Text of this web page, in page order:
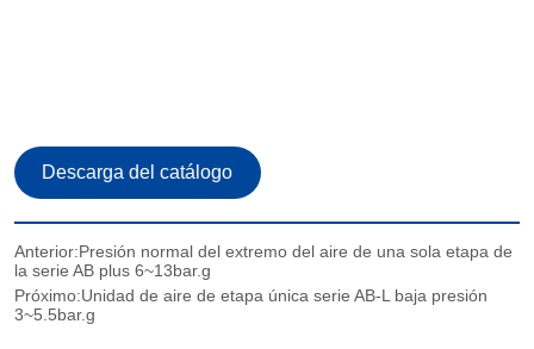
Anterior:Presión normal del extremo del aire de una sola etapa de
la serie AB plus 6~13bar.g
Próximo:Unidad de aire de etapa única serie AB-L baja presión
3~5.5bar.g